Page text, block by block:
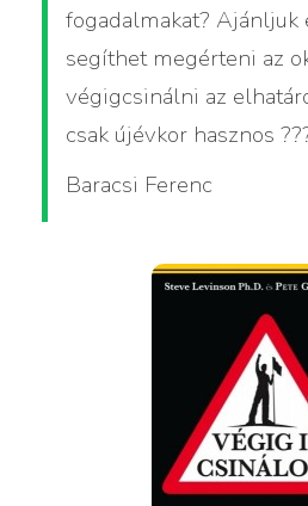
fogadalmakat? Ajánljuk
segíthet megérteni az
végigcsinálni az
csak újévkor hasznos
Baracsi Ferenc